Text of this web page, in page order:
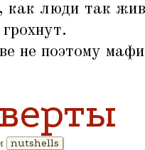
люди так
не поэтому
nutshells